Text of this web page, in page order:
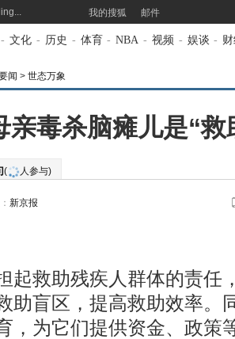
我的搜狐 邮件
- 文化 - 历史 - 体育 - NBA - 视频 - 娱谈 -
闻 > 世态万象
亲毒杀脑瘫儿是“
( 人参与)
新京报
救助残疾人群体的责任
助盲区，提高救助效率。
，为它们提供资金、政策